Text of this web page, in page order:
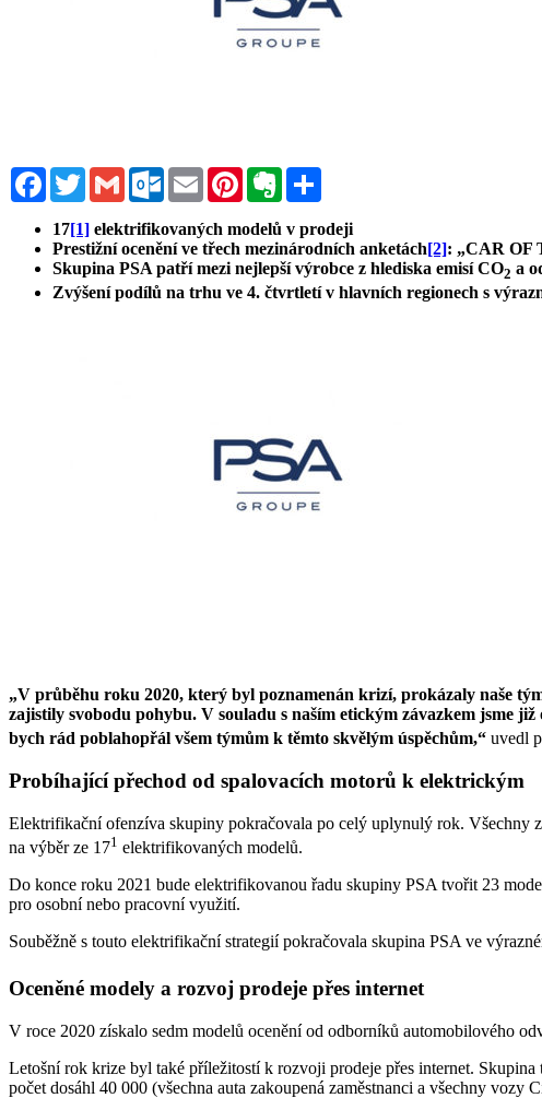
FacebookTwitterGmail Outlook.com
Email PinterestEvernote
17[1] elektrifikovaných modelů v prodeji
Prestižní ocenění ve třech mezinárodních anketách[2]: „CAR OF
Skupina PSA patří mezi nejlepší výrobce z hlediska emisí CO2 a
Zvýšení podílů na trhu ve 4. čtvrtletí v hlavních regionech s
„V průběhu roku 2020, který byl poznamenán krizí, prokázaly naše
zajistily svobodu pohybu. V souladu s naším etickým závazkem jsme
bych rád poblahopřál všem týmům k těmto skvělým úspěchům,“ uvedl
Probíhající přechod od spalovacích motorů k elektrickým
Elektrifikační ofenzíva skupiny pokračovala po celý uplynulý rok.
na výběr ze 171 elektrifikovaných modelů.
Do konce roku 2021 bude elektrifikovanou řadu skupiny PSA tvořit 23
pro osobní nebo pracovní využití.
Souběžně s touto elektrifikační strategií pokračovala skupina PSA ve
Oceněné modely a rozvoj prodeje přes internet
V roce 2020 získalo sedm modelů ocenění od odborníků automobilového
Letošní rok krize byl také příležitostí k rozvoji prodeje přes internet.
počet dosáhl 40 000 (všechna auta zakoupená zaměstnanci a všechny